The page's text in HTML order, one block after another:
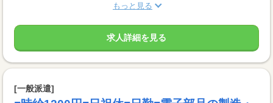
もっと見る
求人詳細を見る
[一般派遣]